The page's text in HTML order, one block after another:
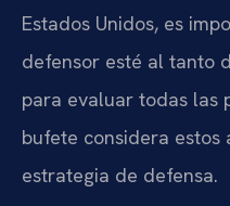
Estados Unidos, es
defensor esté al tanto
para evaluar todas las
bufete considera
estrategia de defensa.